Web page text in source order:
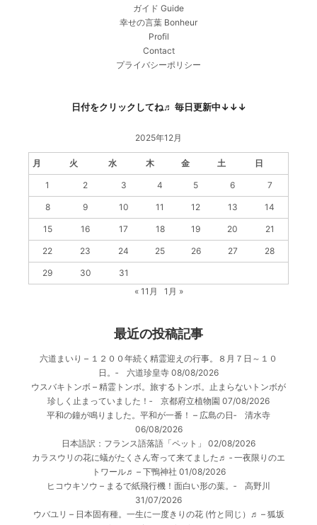
ガイド Guide
幸せの言葉 Bonheur
Profil
Contact
プライバシーポリシー
日付をクリックしてね♬ 毎日更新中↓↓↓
2025年12月
月 火 水 木 金 土 日
1 2 3 4 5 6 7
8 9 10 11 12 13 14
15 16 17 18 19 20 21
22 23 24 25 26 27 28
29 30
31
« 11月
1月 »
最近の投稿記事
六道まいり – １２００年続く精霊迎えの行事。８月７日～１０
日。‐ 六道珍皇寺 08/08/2026
ウスバキトンボ – 精霊トンボ。旅するトンボ。止まらないトンボが
珍しく止まっていました！‐ 京都府立植物園 07/08/2026
平和の鐘が鳴りました。平和が一番！ – 広島の日‐ 清水寺
06/08/2026
日本語訳：フランス語落語「ペット」
02/08/2026
カラスウリの花に蟻がたくさん寄って来てました♬ ‐ 一夜限りのエ
トワール♬ – 下鴨神社 01/08/2026
ヒコウキソウ – まるで紙飛行機！面白い形の葉。‐ 高野川
31/07/2026
ウバユリ – 日本固有種。一生に一度きりの花 (竹と同じ）♬ – 狐坂